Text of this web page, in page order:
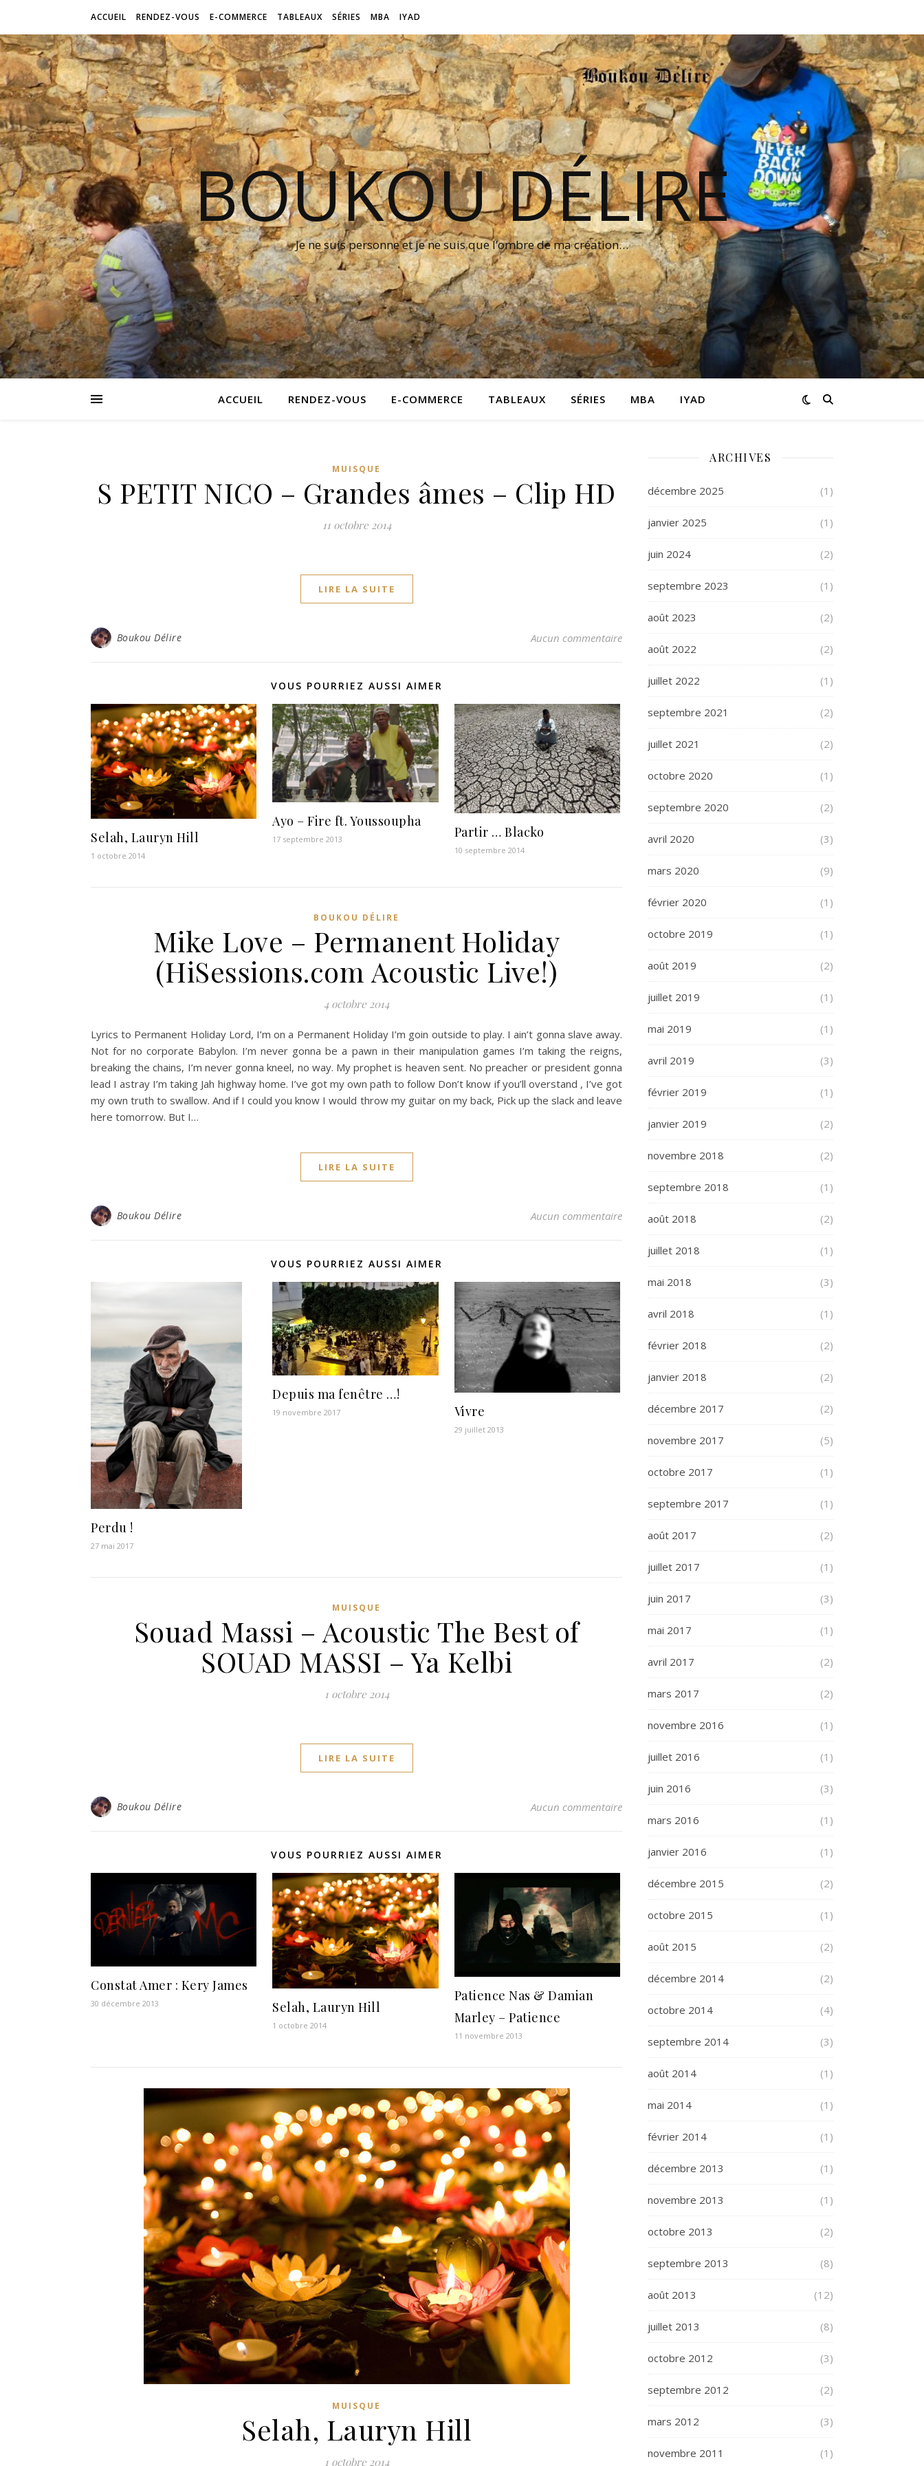
ACCUEIL RENDEZ-VOUS E-COMMERCE TABLEAUX SÉRIES MBA IYAD
BOUKOU DÉLIRE
Je ne suis personne et je ne suis que l’ombre de ma création…
ACCUEIL RENDEZ-VOUS E-COMMERCE TABLEAUX SÉRIES MBA IYAD
MUISQUE
S PETIT NICO – Grandes âmes – Clip HD
11 octobre 2014
LIRE LA SUITE
Boukou Délire Aucun commentaire
VOUS POURRIEZ AUSSI AIMER
Selah, Lauryn Hill
1 octobre 2014
Ayo – Fire ft. Youssoupha
17 septembre 2013 Partir … Blacko
10 septembre 2014
BOUKOU DÉLIRE
Mike Love – Permanent Holiday
(HiSessions.com Acoustic Live!)
4 octobre 2014
Lyrics to Permanent Holiday Lord, I’m on a Permanent Holiday I’m goin outside to play. I ain’t gonna slave away.
Not for no corporate Babylon. I’m never gonna be a pawn in their manipulation games I’m taking the reigns,
breaking the chains, I’m never gonna kneel, no way. My prophet is heaven sent. No preacher or president gonna
lead I astray I’m taking Jah highway home. I’ve got my own path to follow Don’t know if you’ll overstand , I’ve got
my own truth to swallow. And if I could you know I would throw my guitar on my back, Pick up the slack and leave
here tomorrow. But I…
LIRE LA SUITE
Boukou Délire Aucun commentaire
VOUS POURRIEZ AUSSI AIMER
Perdu !
27 mai 2017
Depuis ma fenêtre …!
19 novembre 2017 Vivre
29 juillet 2013
MUISQUE
Souad Massi – Acoustic The Best of
SOUAD MASSI – Ya Kelbi
1 octobre 2014
LIRE LA SUITE
Boukou Délire Aucun commentaire
VOUS POURRIEZ AUSSI AIMER
Constat Amer : Kery James
30 décembre 2013 Selah, Lauryn Hill
1 octobre 2014
Patience Nas & Damian
Marley – Patience
11 novembre 2013
MUISQUE
Selah, Lauryn Hill
1 octobre 2014
ARCHIVES
décembre 2025 (1)
janvier 2025 (1)
juin 2024 (2)
septembre 2023 (1)
août 2023 (2)
août 2022 (2)
juillet 2022 (1)
septembre 2021 (2)
juillet 2021 (2)
octobre 2020 (1)
septembre 2020 (2)
avril 2020 (3)
mars 2020 (9)
février 2020 (1)
octobre 2019 (1)
août 2019 (2)
juillet 2019 (1)
mai 2019 (1)
avril 2019 (3)
février 2019 (1)
janvier 2019 (2)
novembre 2018 (2)
septembre 2018 (1)
août 2018 (2)
juillet 2018 (1)
mai 2018 (3)
avril 2018 (1)
février 2018 (2)
janvier 2018 (2)
décembre 2017 (2)
novembre 2017 (5)
octobre 2017 (1)
septembre 2017 (1)
août 2017 (2)
juillet 2017 (1)
juin 2017 (3)
mai 2017 (1)
avril 2017 (2)
mars 2017 (2)
novembre 2016 (1)
juillet 2016 (1)
juin 2016 (3)
mars 2016 (1)
janvier 2016 (1)
décembre 2015 (2)
octobre 2015 (1)
août 2015 (2)
décembre 2014 (2)
octobre 2014 (4)
septembre 2014 (3)
août 2014 (1)
mai 2014 (1)
février 2014 (1)
décembre 2013 (1)
novembre 2013 (1)
octobre 2013 (2)
septembre 2013 (8)
août 2013 (12)
juillet 2013 (8)
octobre 2012 (3)
septembre 2012 (2)
mars 2012 (3)
novembre 2011 (1)